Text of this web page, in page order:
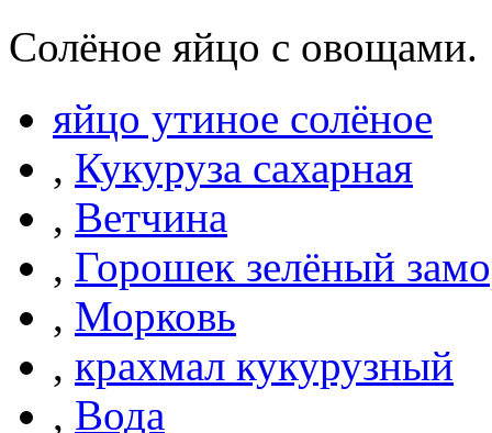
Солёное яйцо с овощами.
яйцо утиное солёное
, Кукуруза сахарная
, Ветчина
, Горошек зелёный
, Морковь
, крахмал кукурузный
, Вода